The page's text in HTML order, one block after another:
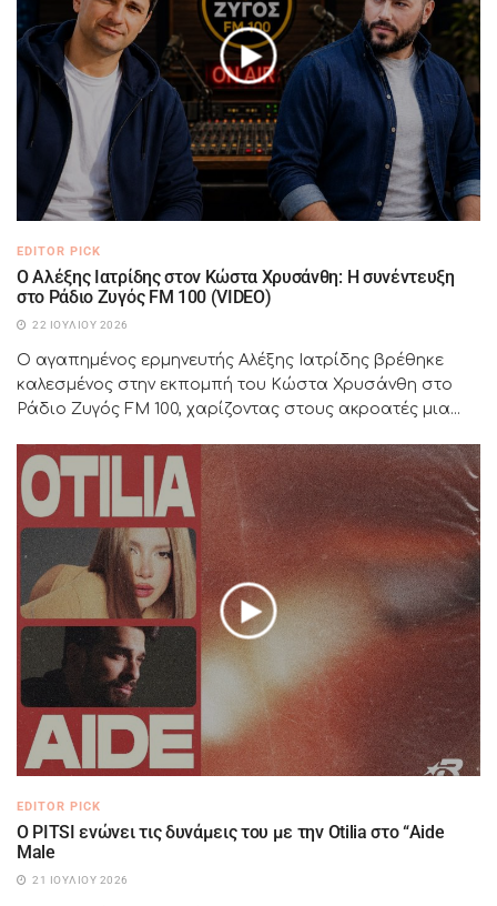
EDITOR PICK
Ο Αλέξης Ιατρίδης στον Κώστα Χρυσάνθη: Η συνέντευξη
στο Ράδιο Ζυγός FM 100 (VIDEO)
22 ΙΟΥΛΊΟΥ 2026
Ο αγαπημένος ερμηνευτής Αλέξης Ιατρίδης βρέθηκε
καλεσμένος στην εκπομπή του Κώστα Χρυσάνθη στο
Ράδιο Ζυγός FM 100, χαρίζοντας στους ακροατές μια...
EDITOR PICK
Ο PITSI ενώνει τις δυνάμεις του με την Otilia στο “Aide
Male
21 ΙΟΥΛΊΟΥ 2026